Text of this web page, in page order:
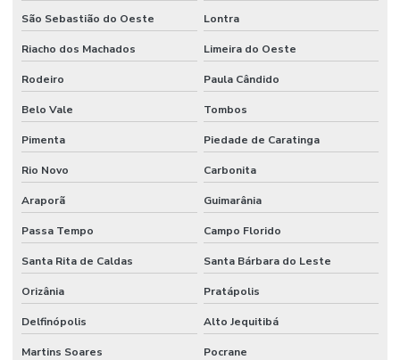
São Sebastião do Oeste Lontra
Riacho dos Machados Limeira do Oeste
Rodeiro Paula Cândido
Belo Vale Tombos
Pimenta Piedade de Caratinga
Rio Novo Carbonita
Araporã Guimarânia
Passa Tempo Campo Florido
Santa Rita de Caldas Santa Bárbara do Leste
Orizânia Pratápolis
Delfinópolis Alto Jequitibá
Martins Soares Pocrane